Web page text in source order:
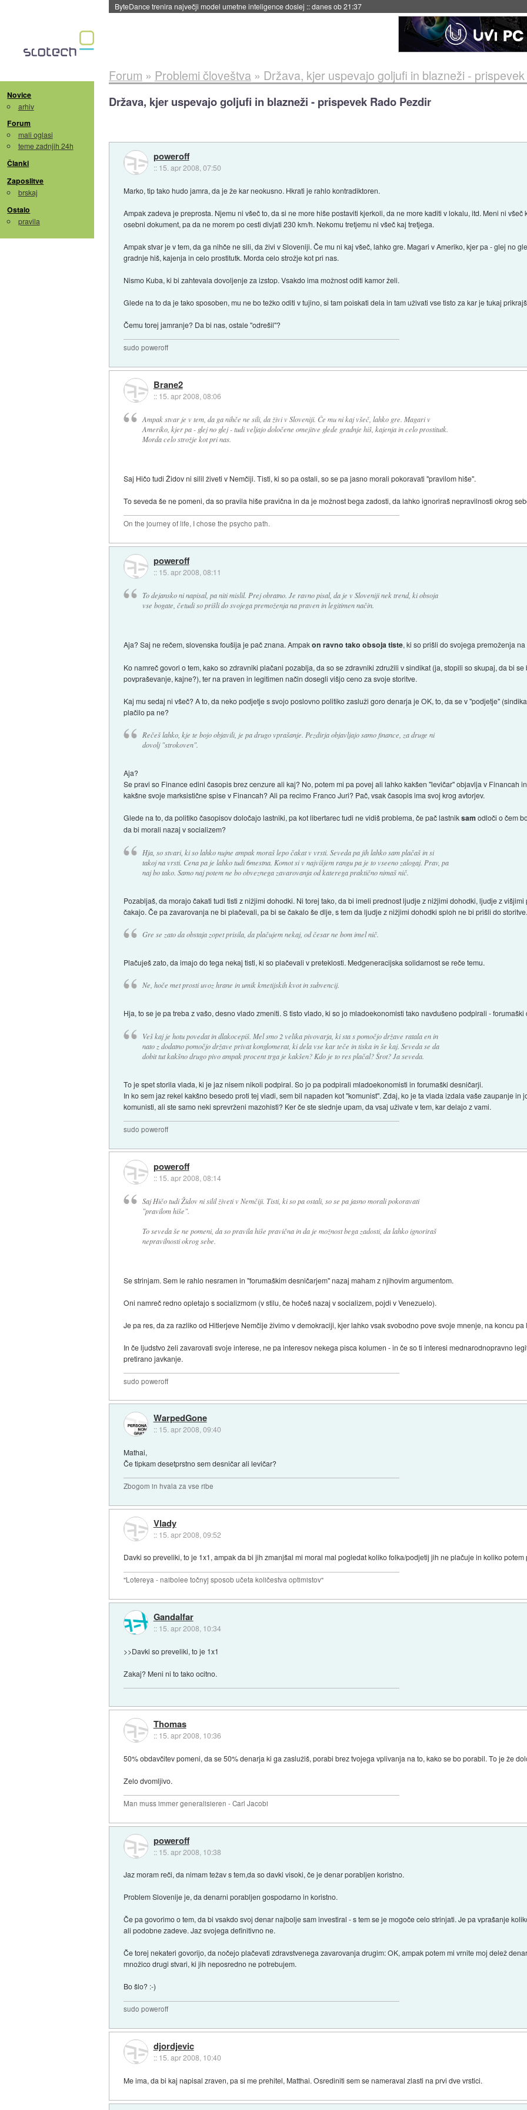
Spletne strani začele streči oglase za agente umetne inteligence::danes ob 21:23
Novice
arhiv
Forum
mali oglasi
teme zadnjih 24h
Članki
Zaposlitve
brskaj
Ostalo
pravila
Forum » Problemi človeštva» Država, kjer uspevajo goljufi in blazneži -
Država, kjer uspevajo goljufi in blazneži - prispevek Rado Pezdir
poweroff
:: 15. apr 2008, 07:50
Marko, tip tako hudo jamra, da je že kar neokusno. Hkrati je rahlo kontradiktoren.
Ampak zadeva je preprosta. Njemu ni všeč to, da si ne more hiše postaviti kjerkoli, da ne more kaditi v lokalu, itd. Meni ni všeč
osebni dokument, pa da ne morem po cesti divjati 230 km/h. Nekomu tretjemu ni všeč kaj tretjega.
Ampak stvar je v tem, da ga nihče ne sili, da živi v Sloveniji. Če mu ni kaj všeč, lahko gre. Magari v Ameriko, kjer pa - glej no
gradnje hiš, kajenja in celo prostitutk. Morda celo strožje kot pri nas.
Nismo Kuba, ki bi zahtevala dovoljenje za izstop. Vsakdo ima možnost oditi kamor želi.
Glede na to da je tako sposoben, mu ne bo težko oditi v tujino, si tam poiskati dela in tam uživati vse tisto za kar je tukaj
Čemu torej jamranje? Da bi nas, ostale "odrešil"?
sudo poweroff
Brane2
:: 15. apr 2008, 08:06
Ampak stvar je v tem, da ga nihče ne sili, da živi v Sloveniji. Če mu ni kaj všeč, lahko gre. Magari v
Ameriko, kjer pa - glej no glej - tudi veljajo določene omejitve glede gradnje hiš, kajenja in celo prostitutk.
Morda celo strožje kot pri nas.
Saj Hičo tudi Židov ni silil živeti v Nemčiji. Tisti, ki so pa ostali, so se pa jasno morali pokoravati "pravilom hiše".
To seveda še ne pomeni, da so pravila hiše pravična in da je možnost bega zadosti, da lahko ignoriraš nepravilnosti okrog
On the journey of life, I chose the psycho path.
poweroff
:: 15. apr 2008, 08:11
To dejansko ni napisal, pa niti mislil. Prej obratno. Je ravno pisal, da je v Sloveniji nek trend, ki obsoja
vse bogate, četudi so prišli do svojega premoženja na praven in legitimen način.
Aja? Saj ne rečem, slovenska foušija je pač znana. Ampakon ravno tako obsoja tiste, ki so prišli do svojega premoženja
Ko namreč govori o tem, kako so zdravniki plačani pozablja, da so se zdravniki združili v sindikat (ja, stopili so skupaj, da bi
povpraševanje, kajne?), ter na praven in legitimen način dosegli višjo ceno za svoje storitve.
Kaj mu sedaj ni všeč? A to, da neko podjetje s svojo poslovno politiko zasluži goro denarja je OK, to, da se v "podjetje"
plačilo pa ne?
Rečeš lahko, kje te bojo objavili, je pa drugo vprašanje. Pezdirja objavljajo samo finance, za druge ni
dovolj "strokoven".
Aja?
Se pravi so Finance edini časopis brez cenzure ali kaj? No, potem mi pa povej ali lahko kakšen "levičar" objavlja v Financah
kakšne svoje marksistične spise v Financah? Ali pa recimo Franco Juri? Pač, vsak časopis ima svoj krog avtorjev.
Glede na to, da politiko časopisov določajo lastniki, pa kot libertarec tudi ne vidiš problema, če pač lastniksamodloči o čem
da bi morali nazaj v socializem?
Hja, so stvari, ki so lahko nujne ampak moraš lepo čakat v vrsti. Seveda pa jih lahko sam plačaš in si
takoj na vrsti. Cena pa je lahko tudi 6mestna. Komot si v najvišjem rangu pa je to vseeno zalogaj. Prav, pa
naj bo tako. Samo naj potem ne bo obveznega zavarovanja od katerega praktično nimaš nič.
Pozabljaš, da morajo čakati tudi tisti z nižjimi dohodki. Ni torej tako, da bi imeli prednost ljudje z nižjimi dohodki, ljudje z
čakajo. Če pa zavarovanja ne bi plačevali, pa bi se čakalo še dlje, s tem da ljudje z nižjimi dohodki sploh ne bi prišli do
Gre se zato da obstaja zopet prisila, da plačujem nekaj, od česar ne bom imel nič.
Plačuješ zato, da imajo do tega nekaj tisti, ki so plačevali v preteklosti. Medgeneracijska solidarnost se reče temu.
Ne, hoče met prosti uvoz hrane in umik kmetijskih kvot in subvencij.
Hja, to se je pa treba z vašo, desno vlado zmeniti. S tisto vlado, ki so jo mladoekonomisti tako navdušeno podpirali -
Veš kaj je hotu povedat in dlakocepiš. Mel smo 2 velika pivovarja, ki sta s pomočjo države ratala en in
nato z dodatno pomočjo države privat konglomerat, ki dela vse kar teče in tiska in še kaj. Seveda se da
dobit tut kakšno drugo pivo ampak procent trga je kakšen? Kdo je to res plačal? Šrot? Ja seveda.
To je spet storila vlada, ki je jaz nisem nikoli podpiral. So jo pa podpirali mladoekonomisti in forumaški desničarji.
In ko sem jaz rekel kakšno besedo proti tej vladi, sem bil napaden kot "komunist". Zdaj, ko je ta vlada izdala vaše zaupanje in
komunisti, ali ste samo neki sprevrženi mazohisti? Ker če ste slednje upam, da vsaj uživate v tem, kar delajo z vami.
sudo poweroff
poweroff
:: 15. apr 2008, 08:14
Saj Hičo tudi Židov ni silil živeti v Nemčiji. Tisti, ki so pa ostali, so se pa jasno morali pokoravati
"pravilom hiše".
To seveda še ne pomeni, da so pravila hiše pravična in da je možnost bega zadosti, da lahko ignoriraš
nepravilnosti okrog sebe.
Se strinjam. Sem le rahlo nesramen in "forumaškim desničarjem" nazaj maham z njihovim argumentom.
Oni namreč redno opletajo s socializmom (v stilu, če hočeš nazaj v socializem, pojdi v Venezuelo).
Je pa res, da za razliko od Hitlerjeve Nemčije živimo v demokraciji, kjer lahko vsak svobodno pove svoje mnenje, na koncu
In če ljudstvo želi zavarovati svoje interese, ne pa interesov nekega pisca kolumen - in če so ti interesi mednarodnopravno
pretirano javkanje.
sudo poweroff
WarpedGone
:: 15. apr 2008, 09:40
Mathai,
Če tipkam desetprstno sem desničar ali levičar?
Zbogom in hvala za vse ribe
Vlady
:: 15. apr 2008, 09:52
Davki so preveliki, to je 1x1, ampak da bi jih zmanjšal mi moral mal pogledat koliko folka/podjetij jih ne plačuje in koliko
"Lotereya - naibolee točnyj sposob učeta količestva optimistov"
Gandalfar
:: 15. apr 2008, 10:34
>>Davki so preveliki, to je 1x1
Zakaj? Meni ni to tako ocitno.
Thomas
:: 15. apr 2008, 10:36
50% obdavčitev pomeni, da se 50% denarja ki ga zaslužiš, porabi brez tvojega vplivanja na to, kako se bo porabil. To je že
Zelo dvomljivo.
Man muss immer generalisieren - Carl Jacobi
poweroff
:: 15. apr 2008, 10:38
Jaz moram reči, da nimam težav s tem,da so davki visoki, če je denar porabljen koristno.
Problem Slovenije je, da denarni porabljen gospodarno in koristno.
Če pa govorimo o tem, da bi vsakdo svoj denar najbolje sam investiral - s tem se je mogoče celo strinjati. Je pa vprašanje
ali podobne zadeve. Jaz svojega definitivno ne.
Če torej nekateri govorijo, da nočejo plačevati zdravstvenega zavarovanja drugim: OK, ampak potem mi vrnite moj delež
množico drugi stvari, ki jih neposredno ne potrebujem.
Bo šlo? :-)
sudo poweroff
djordjevic
:: 15. apr 2008, 10:40
Me ima, da bi kaj napisal zraven, pa si me prehitel, Matthai. Osrediniti sem se nameraval zlasti na prvi dve vrstici.